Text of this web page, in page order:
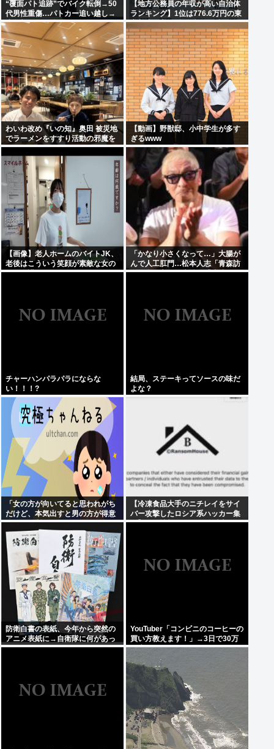
“覆面パト追跡”でバイク転倒→50
代男性重傷…パトカー追い越し→
赤色灯つけた後まもなく転倒
【地方公務員の年収が高い自治体
ランキング】1位は776.6万円の東
京都小平市 (平均年齢41.1歳）、2
位は神奈川県川崎市の776.4万
円、3位は東京都武蔵野市の765.4
万円
わいわ改め『いの知』奥田 被災地
でラーメンをすすり活動の邪魔を
行う
【動画】野獣邸、小中学生が多す
ぎるwww
【画像】老人ホームのバイトJK、
老後はこういう笑顔が素敵な女の
子に介護されたいよな
「かなり小さくなって…」大腸が
んで人工肛門…松本人志「青森訪
問」姿に心配の声続々「脂肪のな
チャーハンパラパラにならな
い！！！?
結局、ステーキってソースの味だ
よな？
「女の方が向いてると思われがち
だけど、本気出すと男の方が得意
なこと」挙げてけ
【冷凍食品大手のニチレイをサイ
バー攻撃したロシア系ハッカー集
団】個人情報など20万件以上のフ
防衛白書の表紙、今年から突然の
アニメ表紙に→自衛隊に何があっ
たのか。
YouTuber「コンビニのコーヒーの
買い方教えます！」→3日で30万
再生